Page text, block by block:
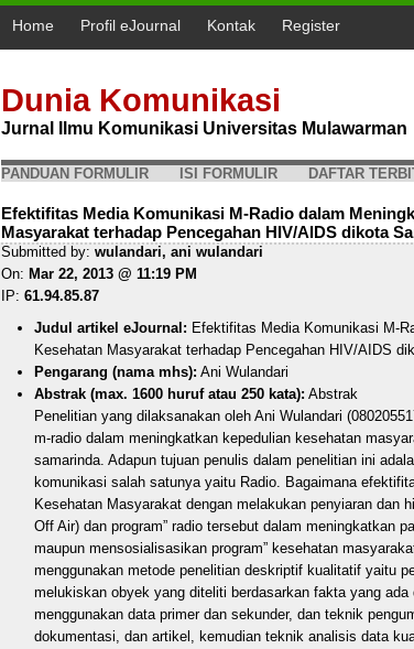
Home Profil eJournal Kontak Register
Dunia Komunikasi
Jurnal Ilmu Komunikasi Universitas Mulawarman
PANDUAN FORMULIR ISI FORMULIR DAFTAR
Efektifitas Media Komunikasi M-Radio dalam
Masyarakat terhadap Pencegahan HIV/AIDS dikota
Submitted by: wulandari, ani wulandari
On: Mar 22, 2013 @ 11:19 PM
IP: 61.94.85.87
Judul artikel eJournal: Efektifitas Media Komunikasi M-
Kesehatan Masyarakat terhadap Pencegahan HIV/AIDS
Pengarang (nama mhs): Ani Wulandari
Abstrak (max. 1600 huruf atau 250 kata): Abstrak
Penelitian yang dilaksanakan oleh Ani Wulandari
m-radio dalam meningkatkan kepedulian kesehatan
samarinda. Adapun tujuan penulis dalam penelitian ini
komunikasi salah satunya yaitu Radio. Bagaimana
Kesehatan Masyarakat dengan melakukan penyiaran dan
Off Air) dan program” radio tersebut dalam meningkatkan
maupun mensosialisasikan program” kesehatan
menggunakan metode penelitian deskriptif kualitatif yaitu
melukiskan obyek yang diteliti berdasarkan fakta yang
menggunakan data primer dan sekunder, dan teknik
dokumentasi, dan artikel, kemudian teknik analisis data